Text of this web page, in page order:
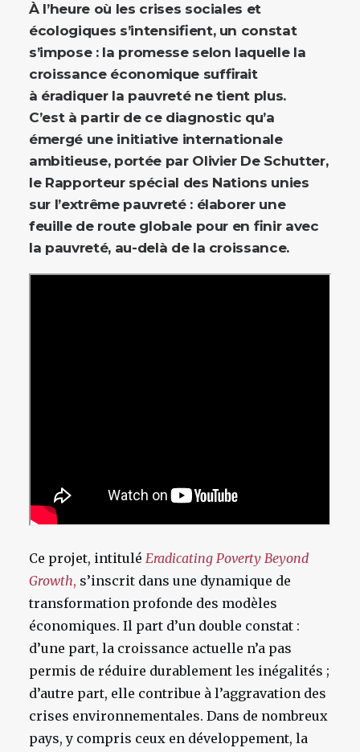
À l’heure où les crises sociales et
écologiques s’intensifient, un constat
s’impose : la promesse selon laquelle la
croissance économique suffirait
à éradiquer la pauvreté ne tient plus.
C’est à partir de ce diagnostic qu’a
émergé une initiative internationale
ambitieuse, portée par Olivier De Schutter,
le Rapporteur spécial des Nations unies
sur l’extrême pauvreté : élaborer une
feuille de route globale pour en finir avec
la pauvreté, au-delà de la croissance.
Ce projet, intitulé Eradicating Poverty Beyond
Growth, s’inscrit dans une dynamique de
transformation profonde des modèles
économiques. Il part d’un double constat :
d’une part, la croissance actuelle n’a pas
permis de réduire durablement les inégalités ;
d’autre part, elle contribue à l’aggravation des
crises environnementales. Dans de nombreux
pays, y compris ceux en développement, la